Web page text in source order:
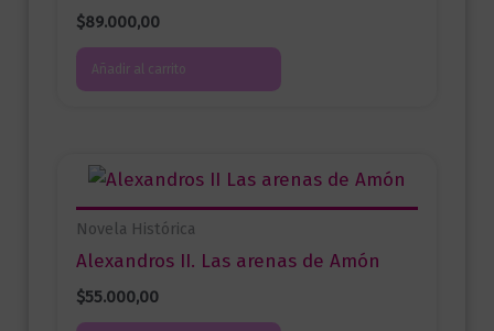
$89.000,00
Añadir al carrito
Novela Histórica
Alexandros II. Las arenas de Amón
$55.000,00